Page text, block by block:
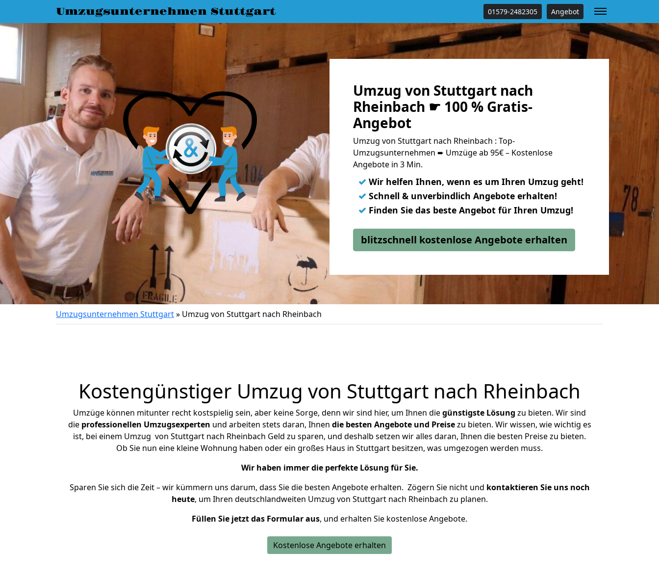
Umzugsunternehmen Stuttgart 01579-2482305 Angebot
Umzug von Stuttgart nach
Rheinbach ☛ 100 % Gratis-
Angebot
Umzug von Stuttgart nach Rheinbach : Top-
Umzugsunternehmen ➨ Umzüge ab 95€ – Kostenlose
Angebote in 3 Min.
✓ Wir helfen Ihnen, wenn es um Ihren Umzug geht!
✓ Schnell & unverbindlich Angebote erhalten!
✓ Finden Sie das beste Angebot für Ihren Umzug!
blitzschnell kostenlose Angebote erhalten
Umzugsunternehmen Stuttgart» Umzug von Stuttgart nach Rheinbach
Kostengünstiger Umzug von Stuttgart nach Rheinbach
Umzüge können mitunter recht kostspielig sein, aber keine Sorge, denn wir sind hier, um Ihnen diegünstigste Lösung zu bieten. Wir sind
die professionellen Umzugsexperten und arbeiten stets daran, Ihnen die besten Angebote und Preisezu bieten. Wir wissen, wie wichtig es
ist, bei einem Umzug von Stuttgart nach Rheinbach Geld zu sparen, und deshalb setzen wir alles daran, Ihnen die besten Preise zu bieten.
Ob Sie nun eine kleine Wohnung haben oder ein großes Haus in Stuttgart besitzen, was umgezogen werden muss.
Wir haben immer die perfekte Lösung für Sie.
Sparen Sie sich die Zeit – wir kümmern uns darum, dass Sie die besten Angebote erhalten. Zögern Sie nicht und kontaktieren Sie uns noch
heute, um Ihren deutschlandweiten Umzug von Stuttgart nach Rheinbach zu planen.
Füllen Sie jetzt das Formular aus, und erhalten Sie kostenlose Angebote.
Kostenlose Angebote erhalten